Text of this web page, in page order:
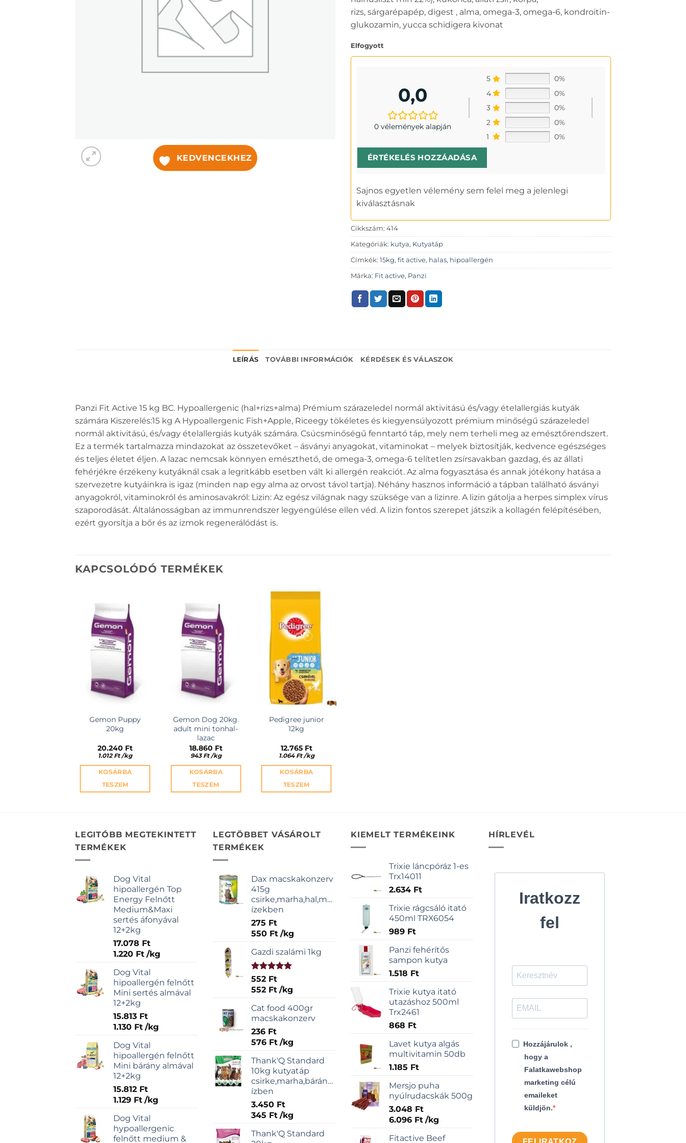
KEDVENCEKHEZ
rizs, sárgarépapép, digest , alma, omega-3, omega-6, kondroitin-
glukozamin, yucca schidigera kivonat
Elfogyott
0,0
0 vélemények alapján
5
0%
4
0%
3
0%
2
0%
1
0%
ÉRTÉKELÉS HOZZÁADÁSA
Sajnos egyetlen vélemény sem felel meg a jelenlegi
kiválasztásnak
Cikkszám: 414
Kategóriák: kutya, Kutyatáp
Címkék: 15kg, fit active, halas, hipoallergén
Márka: Fit active, Panzi
LEÍRÁS TOVÁBBI INFORMÁCIÓK KÉRDÉSEK ÉS VÁLASZOK
Panzi Fit Active 15 kg BC. Hypoallergenic (hal+rizs+alma) Prémium szárazeledel normál aktivitású és/vagy ételallergiás kutyák
számára Kiszerelés:15 kg A Hypoallergenic Fish+Apple, Riceegy tökéletes és kiegyensúlyozott prémium minőségű szárazeledel
normál aktivitású, és/vagy ételallergiás kutyák számára. Csúcsminőségű fenntartó táp, mely nem terheli meg az emésztőrendszert.
Ez a termék tartalmazza mindazokat az összetevőket – ásványi anyagokat, vitaminokat – melyek biztosítják, kedvence egészséges
és teljes életet éljen. A lazac nemcsak könnyen emészthető, de omega-3, omega-6 telítetlen zsírsavakban gazdag, és az állati
fehérjékre érzékeny kutyáknál csak a legritkább esetben vált ki allergén reakciót. Az alma fogyasztása és annak jótékony hatása a
szervezetre kutyáinkra is igaz (minden nap egy alma az orvost távol tartja). Néhány hasznos információ a tápban található ásványi
anyagokról, vitaminokról és aminosavakról: Lizin: Az egész világnak nagy szüksége van a lizinre. A lizin gátolja a herpes simplex vírus
szaporodását. Általánosságban az immunrendszer legyengülése ellen véd. A lizin fontos szerepet játszik a kollagén felépítésében,
ezért gyorsítja a bőr és az izmok regenerálódást is.
KAPCSOLÓDÓ TERMÉKEK
KEDVENCEKHEZ
Gemon Puppy
20kg
20.240 Ft
1.012 Ft /kg
KOSÁRBA
TESZEM
KEDVENCEKHEZ
Gemon Dog 20kg.
adult mini tonhal-
lazac
18.860 Ft
943 Ft /kg
KOSÁRBA
TESZEM
KEDVENCEKHEZ
Pedigree junior
12kg
12.765 Ft
1.064 Ft /kg
KOSÁRBA
TESZEM
LEGITÓBB MEGTEKINTETT
TERMÉKEK
Dog Vital
hipoallergén Top
Energy Felnőtt
Medium&Maxi
sertés áfonyával
12+2kg
17.078 Ft
1.220 Ft /kg
Dog Vital
hipoallergén felnőtt
Mini sertés almával
12+2kg
15.813 Ft
1.130 Ft /kg
Dog Vital
hipoallergén felnőtt
Mini bárány almával
12+2kg
15.812 Ft
1.129 Ft /kg
Dog Vital
hypoallergenic
felnőtt medium &
LEGTÖBBET VÁSÁROLT
TERMÉKEK
Dax macskakonzerv
415g
csirke,marha,hal,májas
ízekben
275 Ft
550 Ft /kg
Gazdi szalámi 1kg
Értékelés:
5.00/ 5
552 Ft
552 Ft /kg
Cat food 400gr
macskakonzerv
236 Ft
576 Ft /kg
Thank'Q Standard
10kg kutyatáp
csirke,marha,bárány,sonka
ízben
3.450 Ft
345 Ft /kg
Thank'Q Standard
KIEMELT TERMÉKEINK
Trixie láncpóráz 1-es
Trx14011
2.634 Ft
Trixie rágcsáló itató
450ml TRX6054
989 Ft
Panzi fehérítős
sampon kutya
1.518 Ft
Trixie kutya itató
utazáshoz 500ml
Trx2461
868 Ft
Lavet kutya algás
multivitamin 50db
1.185 Ft
Mersjo puha
nyúlrudacskák 500g
3.048 Ft
6.096 Ft /kg
Fitactive Beef
HÍRLEVÉL
Iratkozz
fel
Hozzájárulok ,
hogy a
Falatkawebshop
marketing célú
emaileket
küldjön.